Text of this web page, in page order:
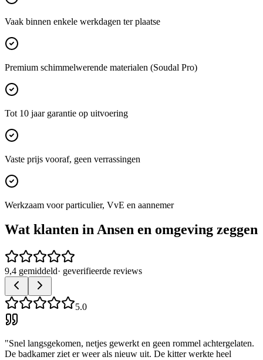
Vaak binnen enkele werkdagen ter plaatse
Premium schimmelwerende materialen (Soudal Pro)
Tot 10 jaar garantie op uitvoering
Vaste prijs vooraf, geen verrassingen
Werkzaam voor particulier, VvE en aannemer
Wat klanten inAnsen en omgeving zeggen
9,4 gemiddeld· geverifieerde reviews
5.0
"Snel langsgekomen, netjes gewerkt en geen rommel achtergelaten.
De badkamer ziet er weer als nieuw uit. De kitter werkte heel